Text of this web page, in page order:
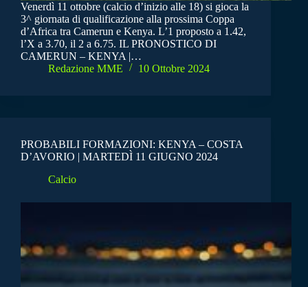
Venerdì 11 ottobre (calcio d’inizio alle 18) si gioca la
3^ giornata di qualificazione alla prossima Coppa
d’Africa tra Camerun e Kenya. L’1 proposto a 1.42,
l’X a 3.70, il 2 a 6.75. IL PRONOSTICO DI
CAMERUN – KENYA |…
Redazione MME
10 Ottobre 2024
PROBABILI FORMAZIONI: KENYA – COSTA
D’AVORIO | MARTEDÌ 11 GIUGNO 2024
Calcio